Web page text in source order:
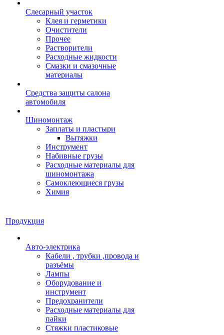
Слесарный участок
Клея и герметики
Очистители
Прочее
Растворители
Расходные жидкости
Смазки и смазочные
материалы
Средства защиты салона
автомобиля
Шиномонтаж
Заплаты и пластыри
Вытяжки
Инструмент
Набивные грузы
Расходные материалы для
шиномонтажа
Самоклеющиеся грузы
Химия
Продукция
Авто-электрика
Кабели , трубки ,провода и
разъёмы
Лампы
Оборудование и
инструмент
Предохранители
Расходные материалы для
пайки
Стяжки пластиковые